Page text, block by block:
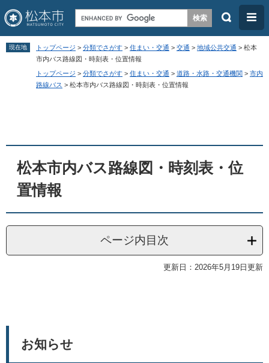
ペ
で
メ
ば
文
へ
検
メ
ニ
ュ
現在地 トップページ > 分類でさがす > 住まい・交通 > 交通 > 地域公共交通 > 松本
市内バス路線図・時刻表・位置情報
トップページ > 分類でさがす > 住まい・交通 > 道路・水路・交通機関 > 市内
路線バス > 松本市内バス路線図・時刻表・位置情報
松本市内バス路線図・時刻表・位
置情報
ページ内目次
更新日：2026年5月19日更新
お知らせ​